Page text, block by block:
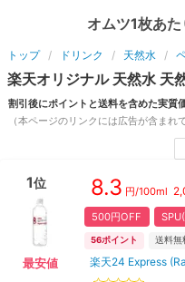
オムツ1枚あ
トップ ドリンク 天然水
楽天オリジナル 天然水 天
割引後にポイントと送料を含めた実質
（本ページのリンクには広告が含まれて
1位
最安値
8.3 円/100ml
500円OFF
56ポイント 送料無
楽天24 Express